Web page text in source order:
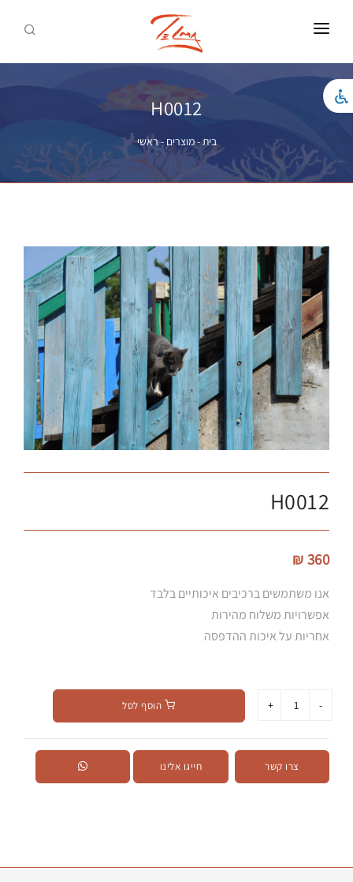
ראשי
צילומים להדפסה
כל המוצרים
H0012
בית-מוצרים -ראשי
H0012
360 ₪
אנו משתמשים ברכיבים איכותיים בלבד
אפשרויות משלוח מהירות
אחריות על איכות ההדפסה
הוסף לסל
צרו קשר חייגו אלינו